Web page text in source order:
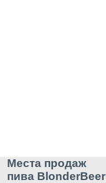
Места продаж
пива BlonderBeer